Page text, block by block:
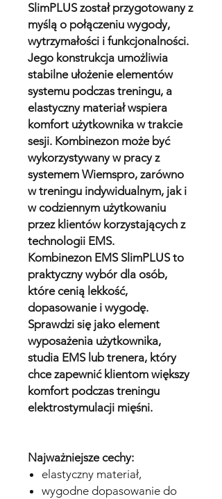
SlimPLUS został przygotowany z
myślą o połączeniu wygody,
wytrzymałości i funkcjonalności.
Jego konstrukcja umożliwia
stabilne ułożenie elementów
systemu podczas treningu, a
elastyczny materiał wspiera
komfort użytkownika w trakcie
sesji. Kombinezon może być
wykorzystywany w pracy z
systemem Wiemspro, zarówno
w treningu indywidualnym, jak i
w codziennym użytkowaniu
przez klientów korzystających z
technologii EMS.
Kombinezon EMS SlimPLUS to
praktyczny wybór dla osób,
które cenią lekkość,
dopasowanie i wygodę.
Sprawdzi się jako element
wyposażenia użytkownika,
studia EMS lub trenera, który
chce zapewnić klientom większy
komfort podczas treningu
elektrostymulacji mięśni.
Najważniejsze cechy:
elastyczny materiał,
wygodne dopasowanie do